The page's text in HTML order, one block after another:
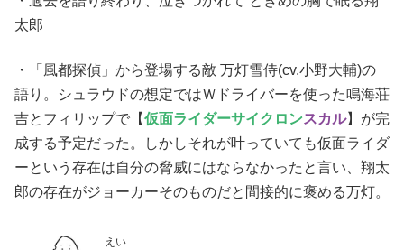
太郎
・「風都探偵」から登場する敵 万灯雪侍(cv.小野大輔)の
語り。シュラウドの想定ではＷドライバーを使った鳴海荘
吉とフィリップで【仮面ライダーサイクロンスカル】が完
成する予定だった。しかしそれが叶っていても仮面ライダ
ーという存在は自分の脅威にはならなかったと言い、翔太
郎の存在がジョーカーそのものだと間接的に褒める万灯。
えい